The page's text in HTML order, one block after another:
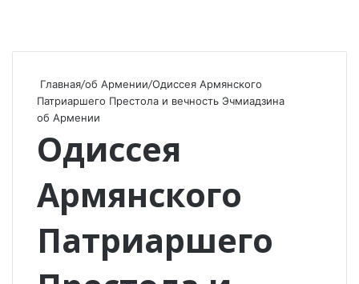
Главная/об Армении/Одиссея Армянского
Патриаршего Престола и вечность Эчмиадзина
об Армении
Одиссея
Армянского
Патриаршего